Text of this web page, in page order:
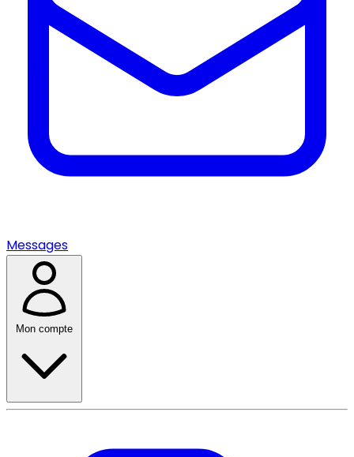
Messages
Mon compte